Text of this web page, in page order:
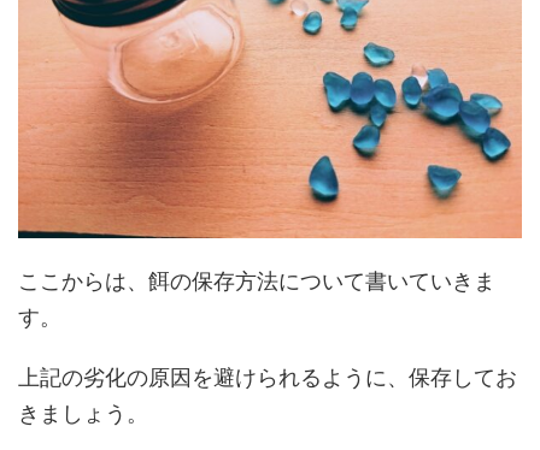
ここからは、餌の保存方法について書いていきま
す。
上記の劣化の原因を避けられるように、保存してお
きましょう。